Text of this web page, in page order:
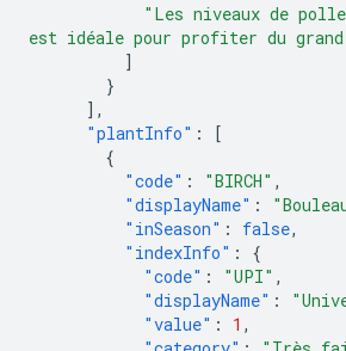
"Les niveaux de
est idéale pour profiter du
]
}
],
"plantInfo" :
[
{
"code" : "BIRCH" ,
"displayName" :
"inSeason" : false,
"indexInfo" :
{
"code" : "UPI" ,
"displayName" :
"value" : 1 ,